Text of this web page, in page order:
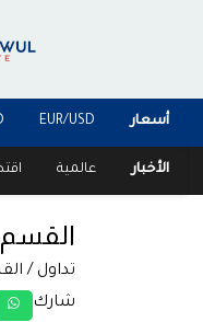
أسعار EUR/USD
الأخبار عالمية
تداول /
شارك